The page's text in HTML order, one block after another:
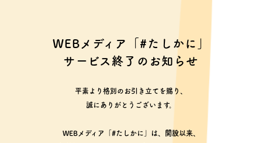
WEBメディア「#たしかに」
サービス終了のお知らせ
平素より格別のお引き立てを賜り、
誠にありがとうございます。
WEBメディア「#たしかに」は、開設以来、